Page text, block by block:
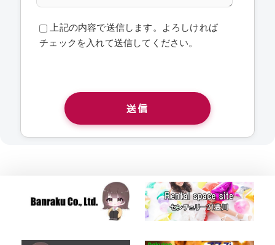
上記の内容で送信します。よろしければ
チェックを入れて送信してください。